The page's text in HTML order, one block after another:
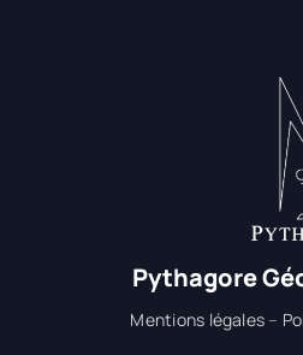
Pythagore
Mentions légales –